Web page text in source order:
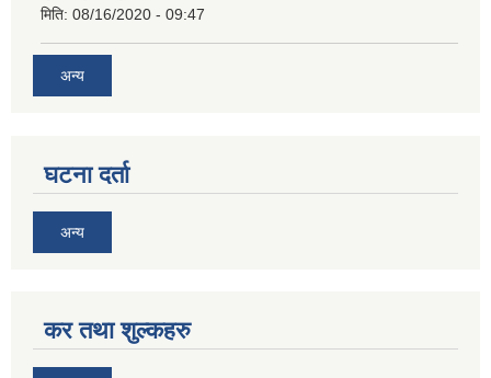
मिति: 08/16/2020 - 09:47
अन्य
घटना दर्ता
अन्य
कर तथा शुल्कहरु